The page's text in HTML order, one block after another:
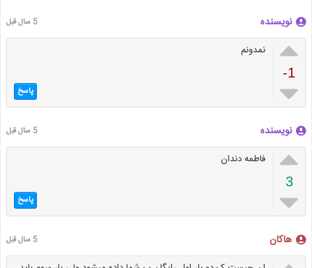
نویسنده 5 سال قبل

-1

نمدونم
پاسخ
نویسنده 5 سال قبل

3

فاطمه دندان
پاسخ
هاکان 5 سال قبل